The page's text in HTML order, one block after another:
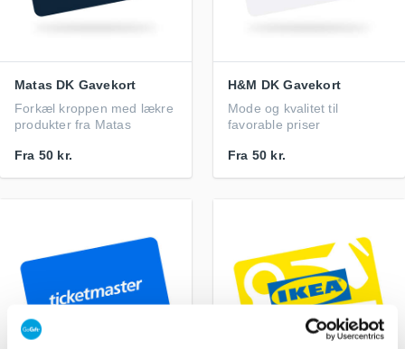
Matas DK Gavekort
Forkæl kroppen med lækre
produkter fra Matas
Fra 50 kr.
H&M DK Gavekort
Mode og kvalitet til
favorable priser
Fra 50 kr.